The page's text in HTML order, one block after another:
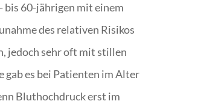
bis 60-jährigen mit einem
des relativen Risikos
jedoch sehr oft mit stillen
es bei Patienten im Alter
Bluthochdruck erst im